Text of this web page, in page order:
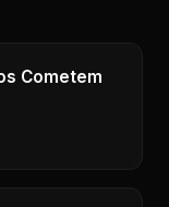
Cometem